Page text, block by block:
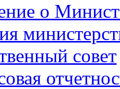
о
совет